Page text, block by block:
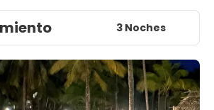
3 Noches